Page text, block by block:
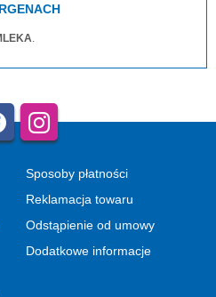
Sposoby płatności
Reklamacja towaru
Odstąpienie od umowy
Dodatkowe informacje